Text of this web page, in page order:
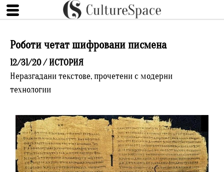
Роботи четат шифровани писмена
12/31/20 /ИСТОРИЯ
Неразгадани текстове, прочетени с модерни
технологии